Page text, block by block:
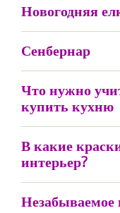
Новогодняя
Сенбернар
Что нужно
купить кухню
В какие
интерьер?
Незабываемое